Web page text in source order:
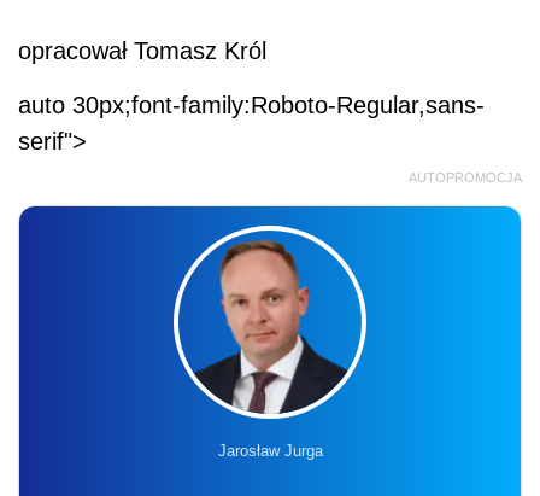
opracował Tomasz Król
auto 30px;font-family:Roboto-Regular,sans-
serif">
AUTOPROMOCJA
Jarosław Jurga